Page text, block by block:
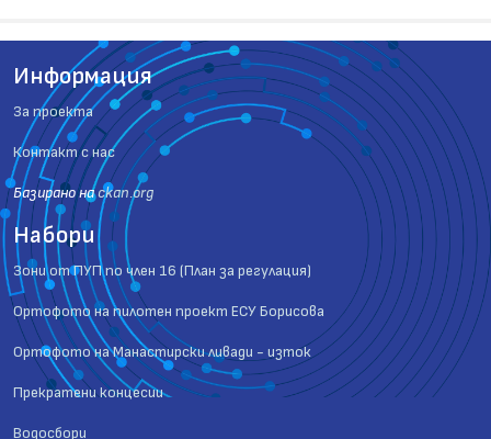
Информация
За проекта
Контакт с нас
Базиранo наckan.org
Набори
Зони от ПУП по член 16 (План за регулация)
Ортофото на пилотен проект ЕСУ Борисова
Ортофото на Манастирски ливади - изток
Прекратени концесии
Водосбори